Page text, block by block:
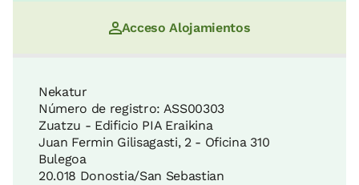
Acceso Alojamientos
Nekatur
Número de registro: ASS00303
Zuatzu - Edificio PIA Eraikina
Juan Fermin Gilisagasti, 2 - Oficina 310
Bulegoa
20.018 Donostia/San Sebastian